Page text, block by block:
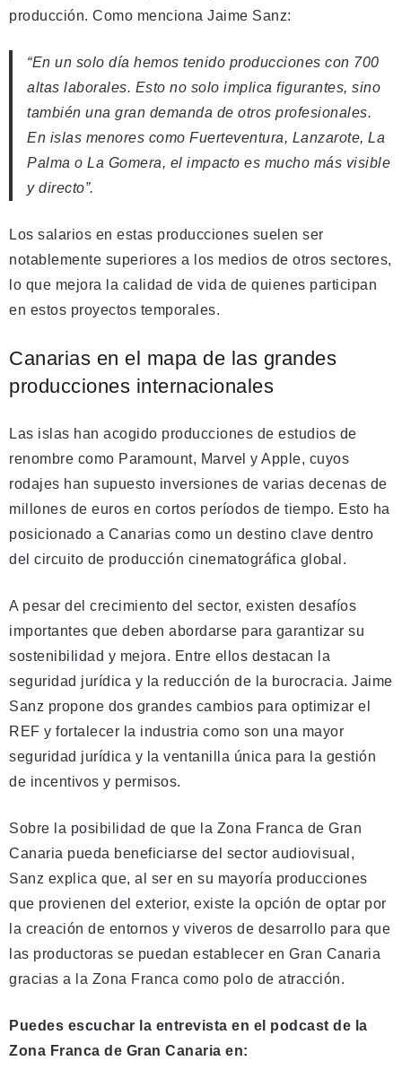
producción. Como menciona Jaime Sanz:
“En un solo día hemos tenido producciones con 700
altas laborales. Esto no solo implica figurantes, sino
también una gran demanda de otros profesionales.
En islas menores como Fuerteventura, Lanzarote, La
Palma o La Gomera, el impacto es mucho más visible
y directo”.
Los salarios en estas producciones suelen ser
notablemente superiores a los medios de otros sectores,
lo que mejora la calidad de vida de quienes participan
en estos proyectos temporales.
Canarias en el mapa de las grandes
producciones internacionales
Las islas han acogido producciones de estudios de
renombre como Paramount, Marvel y Apple, cuyos
rodajes han supuesto inversiones de varias decenas de
millones de euros en cortos períodos de tiempo. Esto ha
posicionado a Canarias como un destino clave dentro
del circuito de producción cinematográfica global.
A pesar del crecimiento del sector, existen desafíos
importantes que deben abordarse para garantizar su
sostenibilidad y mejora. Entre ellos destacan la
seguridad jurídica y la reducción de la burocracia. Jaime
Sanz propone dos grandes cambios para optimizar el
REF y fortalecer la industria como son una mayor
seguridad jurídica y la ventanilla única para la gestión
de incentivos y permisos.
Sobre la posibilidad de que la Zona Franca de Gran
Canaria pueda beneficiarse del sector audiovisual,
Sanz explica que, al ser en su mayoría producciones
que provienen del exterior, existe la opción de optar por
la creación de entornos y viveros de desarrollo para que
las productoras se puedan establecer en Gran Canaria
gracias a la Zona Franca como polo de atracción.
Puedes escuchar la entrevista en el podcast de la
Zona Franca de Gran Canaria en: